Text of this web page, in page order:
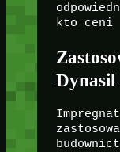
kto ceni